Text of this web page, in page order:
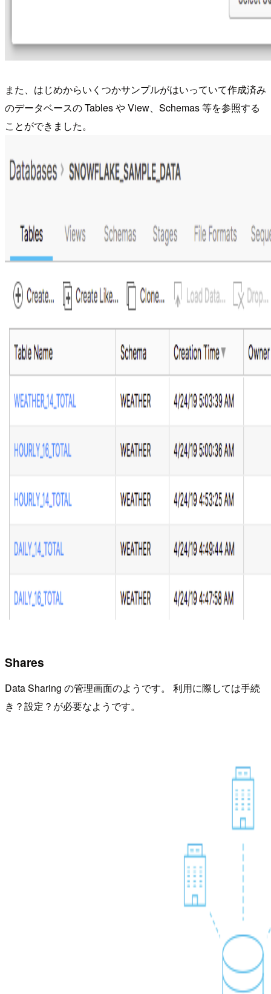
また、はじめからいくつかサンプルがはいっていて作成済み
のデータベースの Tables や View、Schemas 等を参照する
ことができました。
Shares
Data Sharing の管理画面のようです。 利用に際しては手続
き？設定？が必要なようです。